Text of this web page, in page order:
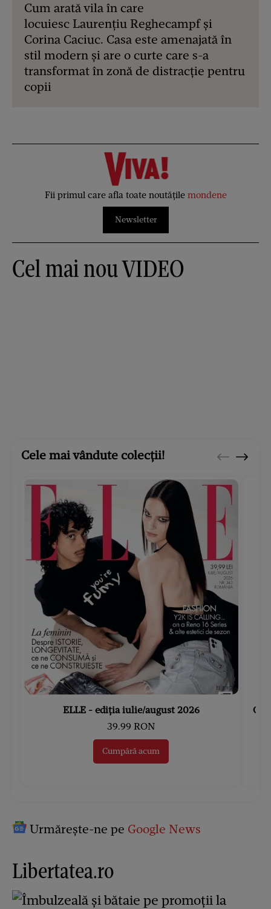
Cum arată vila în care
locuiesc Laurențiu Reghecampf și
Corina Caciuc. Casa este amenajată în
stil modern și are o curte care s-a
transformat în zonă de distracție pentru
copii
Fii primul care afla toate noutățile mondene
Newsletter
Cel mai nou VIDEO
Cele mai vândute colecții!
ELLE - ediția iulie/august 2026
39.99 RON
Cumpără acum
Urmărește-ne pe Google News
Libertatea.ro